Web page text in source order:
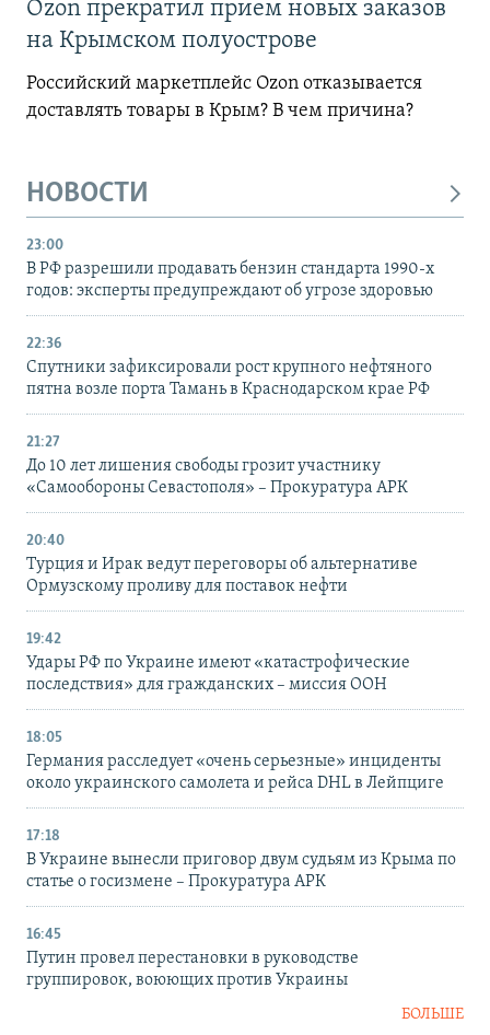
Ozon прекратил прием новых заказов
на Крымском полуострове
Российский маркетплейс Ozon отказывается
доставлять товары в Крым? В чем причина?
НОВОСТИ
23:00
В РФ разрешили продавать бензин стандарта 1990-х
годов: эксперты предупреждают об угрозе здоровью
22:36
Спутники зафиксировали рост крупного нефтяного
пятна возле порта Тамань в Краснодарском крае РФ
21:27
До 10 лет лишения свободы грозит участнику
«Самообороны Севастополя» – Прокуратура АРК
20:40
Турция и Ирак ведут переговоры об альтернативе
Ормузскому проливу для поставок нефти
19:42
Удары РФ по Украине имеют «катастрофические
последствия» для гражданских – миссия ООН
18:05
Германия расследует «очень серьезные» инциденты
около украинского самолета и рейса DHL в Лейпциге
17:18
В Украине вынесли приговор двум судьям из Крыма по
статье о госизмене – Прокуратура АРК
16:45
Путин провел перестановки в руководстве
группировок, воюющих против Украины
БОЛЬШЕ